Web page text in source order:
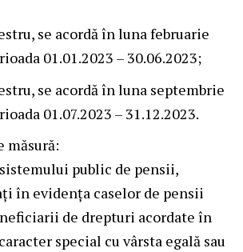
se acordă în luna februarie
01.01.2023 – 30.06.2023;
se acordă în luna septembrie
01.07.2023 – 31.12.2023.
măsură:
public de pensii,
în evidența caselor de pensii
de drepturi acordate în
special cu vârsta egală sau